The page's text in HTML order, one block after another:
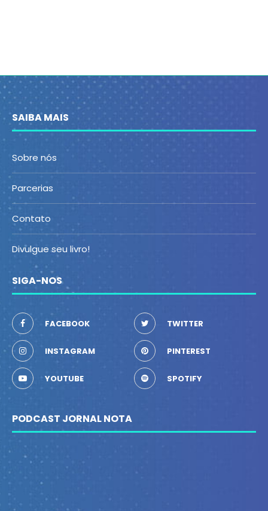
SAIBA MAIS
Sobre nós
Parcerias
Contato
Divulgue seu livro!
SIGA-NOS
FACEBOOK TWITTER
INSTAGRAM PINTEREST
YOUTUBE SPOTIFY
PODCAST JORNAL NOTA